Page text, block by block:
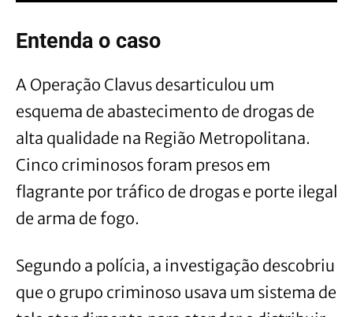
Entenda o caso
A Operação Clavus desarticulou um
esquema de abastecimento de drogas de
alta qualidade na Região Metropolitana.
Cinco criminosos foram presos em
flagrante por tráfico de drogas e porte ilegal
de arma de fogo.
Segundo a polícia, a investigação descobriu
que o grupo criminoso usava um sistema de